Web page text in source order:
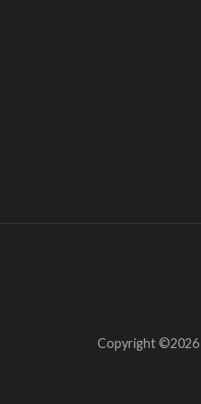
Copyright ©2026